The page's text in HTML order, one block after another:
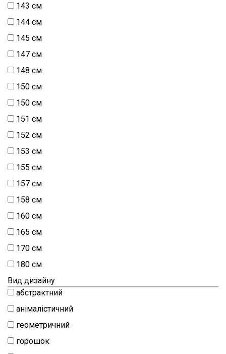
143 см
144 см
145 см
147 см
148 см
150 см
150 см
151 см
152 см
153 см
155 см
157 см
158 см
160 см
165 см
170 см
180 см
Вид дизайну
абстрактний
анімалістичний
геометричний
горошок